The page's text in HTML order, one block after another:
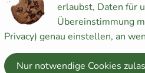
erlaubst, Daten für
Übereinstimmung
Privacy) genau einstellen, an
Nur notwendige Cookies